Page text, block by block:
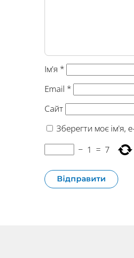
Ім'я *
Email *
Сайт
Зберегти моє ім'я,
− 1 = 7